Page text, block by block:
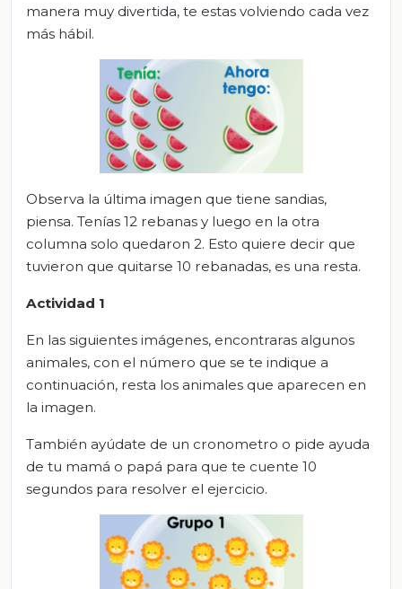
manera muy divertida, te estas volviendo cada vez
más hábil.
Observa la última imagen que tiene sandias,
piensa. Tenías 12 rebanas y luego en la otra
columna solo quedaron 2. Esto quiere decir que
tuvieron que quitarse 10 rebanadas, es una resta.
Actividad 1
En las siguientes imágenes, encontraras algunos
animales, con el número que se te indique a
continuación, resta los animales que aparecen en
la imagen.
También ayúdate de un cronometro o pide ayuda
de tu mamá o papá para que te cuente 10
segundos para resolver el ejercicio.